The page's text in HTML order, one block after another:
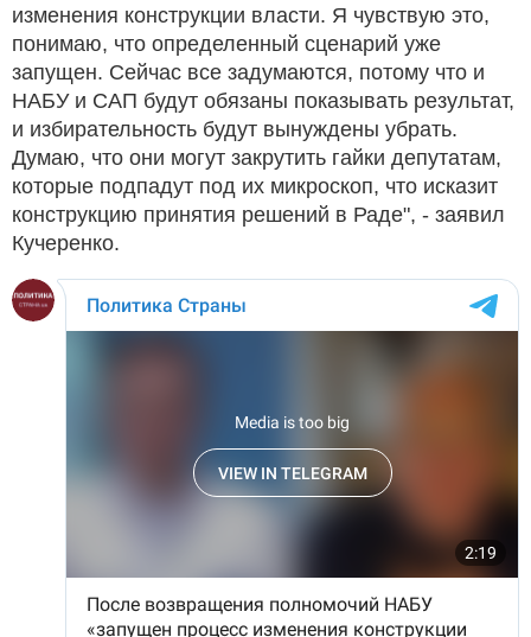
изменения конструкции власти. Я чувствую это,
понимаю, что определенный сценарий уже
запущен. Сейчас все задумаются, потому что и
НАБУ и САП будут обязаны показывать результат,
и избирательность будут вынуждены убрать.
Думаю, что они могут закрутить гайки депутатам,
которые подпадут под их микроскоп, что исказит
конструкцию принятия решений в Раде", - заявил
Кучеренко.